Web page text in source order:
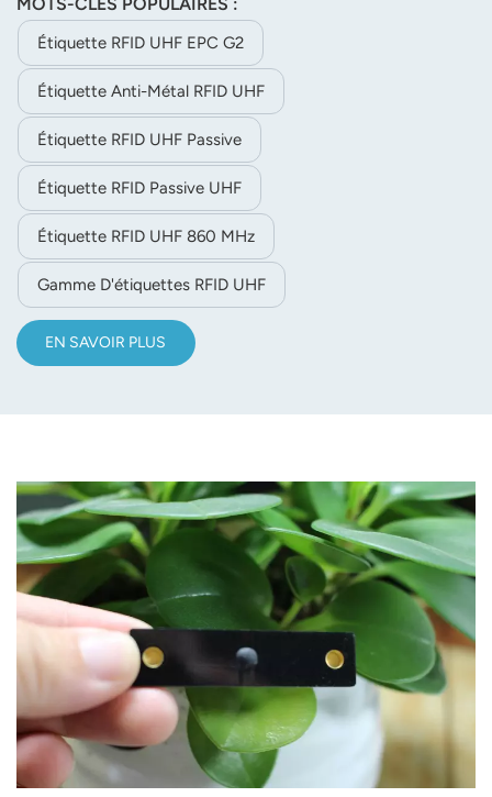
PET blanc, une forte adhérence, une excellente
imprimabilité, une large résistance aux températures
élevées et est idéale pour le suivi des actifs, la gestion des
outils et les surfaces métalliques étroites.
Étiquette RFID UHF EPC G2
Étiquette Anti-Métal RFID UHF
Étiquette RFID UHF Passive
Étiquette RFID Passive UHF
Étiquette RFID UHF 860 MHz
Gamme D'étiquettes RFID UHF
EN SAVOIR PLUS